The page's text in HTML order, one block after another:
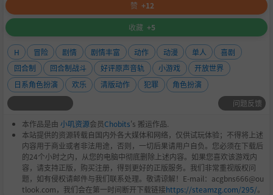
赞 +12
收藏 +5
H 冒险 剧情 剧情丰富 动作 动漫 单人
喜剧
回合制
回合制战斗 好评原声音轨 小游戏
开放世界
日系角色扮演
欢乐 清版动作 犯罪
角色扮演
问题反馈
本作品是由 小叽资源会员Chobits's 搬运作品.
本站提供的资源转载自国内外各大媒体和网络，仅供试玩体验；不得将上述
内容用于商业或者非法用途，否则，一切后果请用户自负。您必须在下载后
的24个小时之内，从您的电脑中彻底删除上述内容。如果您喜欢该游戏内
容，请支持正版，购买注册，得到更好的正版服务。我们非常重视版权问
题，如有侵权请邮件与我们联系处理。敬请谅解！E-mail：acgbns666@ou
tlook.com，我们会在第一时间断开下载链接https://steamzg.com/295/。